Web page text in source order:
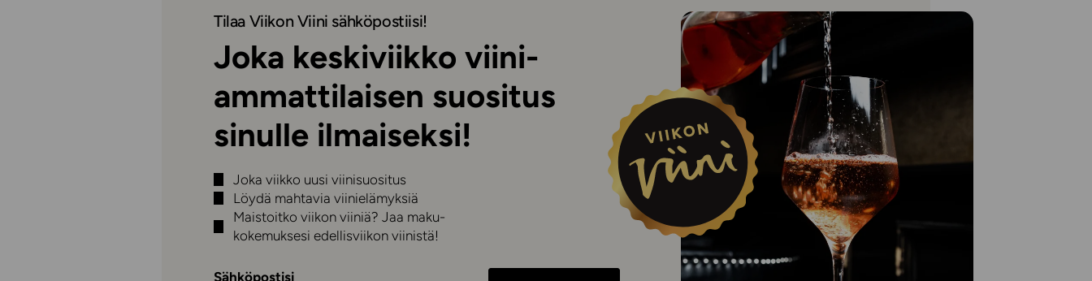
Tilaa Viikon Viini sähköpostiisi!
Joka keskiviikko viini-
ammattilaisen suositus
sinulle ilmaiseksi!
Joka viikko uusi viinisuositus
Löydä mahtavia viinielämyksiä
Maistoitko viikon viiniä? Jaa maku-
kokemuksesi edellisviikon viinistä!
Sähköpostisi